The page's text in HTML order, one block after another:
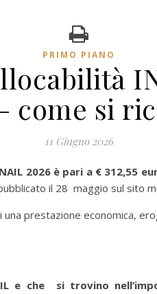
PRIMO PIANO
come si
11 Giugno 2026
2026 è pari a € 312,55
il 28 maggio sul sito
prestazione economica,
e che si trovino